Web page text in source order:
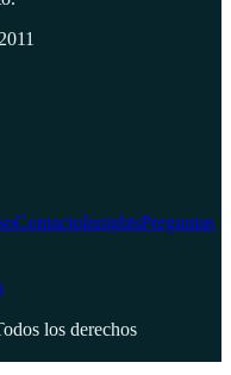
ContactoInsightsPreguntas
los derechos